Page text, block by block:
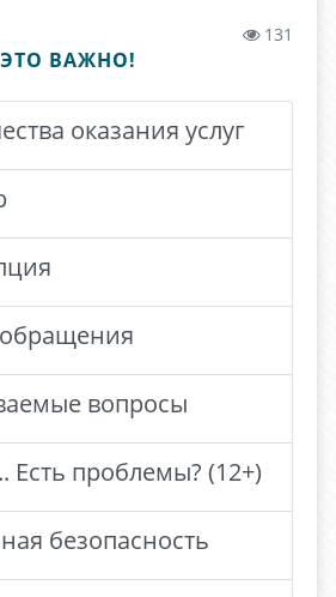
131
ЭТО ВАЖНО!
оказания услуг
вопросы
Есть проблемы? (12+)
безопасность